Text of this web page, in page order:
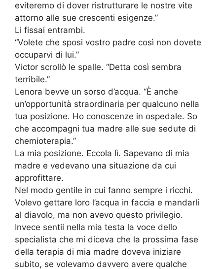
eviteremo di dover ristrutturare le nostre vite
attorno alle sue crescenti esigenze.”
Li fissai entrambi.
“Volete che sposi vostro padre così non dovete
occuparvi di lui.”
Victor scrollò le spalle. “Detta così sembra
terribile.”
Lenora bevve un sorso d’acqua. “È anche
un’opportunità straordinaria per qualcuno nella
tua posizione. Ho conoscenze in ospedale. So
che accompagni tua madre alle sue sedute di
chemioterapia.”
La mia posizione. Eccola lì. Sapevano di mia
madre e vedevano una situazione da cui
approfittare.
Nel modo gentile in cui fanno sempre i ricchi.
Volevo gettare loro l’acqua in faccia e mandarli
al diavolo, ma non avevo questo privilegio.
Invece sentii nella mia testa la voce dello
specialista che mi diceva che la prossima fase
della terapia di mia madre doveva iniziare
subito, se volevamo davvero avere qualche